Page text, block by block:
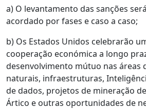
a) O levantamento das sanções
acordado por fases e caso a caso;
b) Os Estados Unidos celebrarão
cooperação económica a longo
desenvolvimento mútuo nas áreas
naturais, infraestruturas,
de dados, projetos de mineração
Ártico e outras oportunidades de